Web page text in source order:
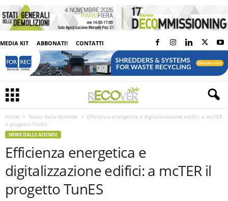
MEDIA KIT ABBONATI! CONTATTI
Home News dalle Aziende
Efficienza energetica e digitalizzazione edifici: a mcTER
il progetto TunES
NEWS DALLE AZIENDE
Efficienza energetica e
digitalizzazione edifici: a mcTER il
progetto TunES